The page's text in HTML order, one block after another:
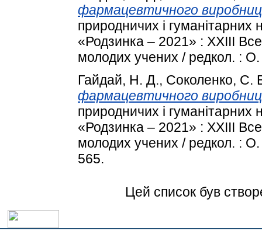
фармацевтичного
природничих і
«Родзинка – 2021» : XXІIІ
молодих учених / редкол. :
Гайдай, Н. Д., Соколенко, С.
фармацевтичного
природничих і
«Родзинка – 2021» : XXІIІ
молодих учених / редкол. :
565.
Цей список був